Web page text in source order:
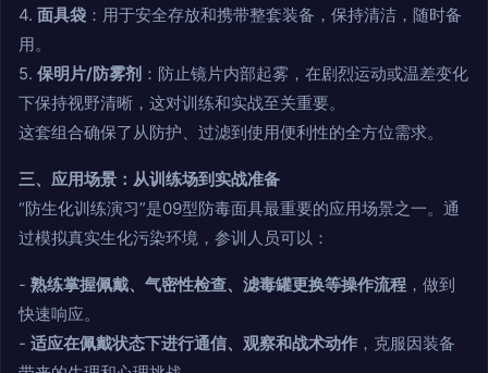
4. 面具袋 ：用于安全存放和携带整套装备，保持清洁，随时备
用。
5. 保明片/防雾剂 ：防止镜片内部起雾，在剧烈运动或温差变化
下保持视野清晰，这对训练和实战至关重要。
这套组合确保了从防护、过滤到使用便利性的全方位需求。
三、应用场景：从训练场到实战准备
“防生化训练演习”是09型防毒面具最重要的应用场景之一。通
过模拟真实生化污染环境，参训人员可以：
- 熟练掌握佩戴、气密性检查、滤毒罐更换等操作流程 ，做到
快速响应。
- 适应在佩戴状态下进行通信、观察和战术动作 ，克服因装备